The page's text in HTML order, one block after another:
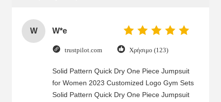
W W*e
trustpilot.com Χρήσιμο (123)
Solid Pattern Quick Dry One Piece Jumpsuit
for Women 2023 Customized Logo Gym Sets
Solid Pattern Quick Dry One Piece Jumpsuit